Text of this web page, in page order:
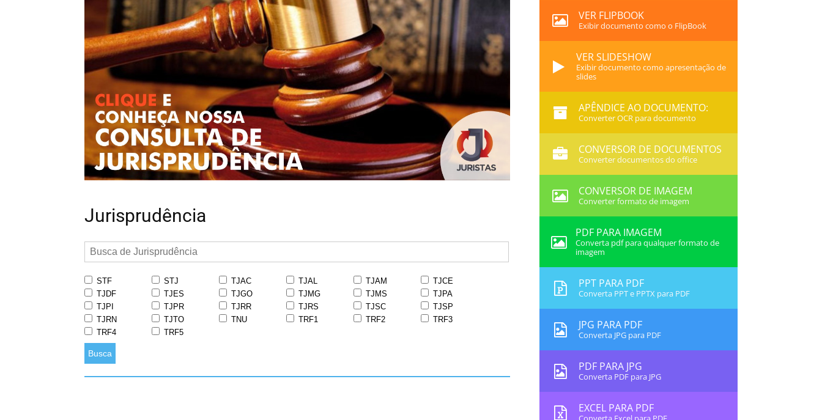
Jurisprudência
STF STJ TJAC TJAL TJAM
TJCE
TJDF
TJES TJGO TJMG TJMS
TJPA
TJPI
TJPR TJRR TJRS TJSC
TJSP
TJRN
TJTO TNU TRF1 TRF2
TRF3
TRF4
TRF5
Busca
VER FLIPBOOK
Exibir documento como o FlipBook
VER SLIDESHOW
Exibir documento como apresentação de
slides
APÊNDICE AO DOCUMENTO:
Converter OCR para documento
CONVERSOR DE DOCUMENTOS
Converter documentos do office
CONVERSOR DE IMAGEM
Converter formato de imagem
PDF PARA IMAGEM
Converta pdf para qualquer formato de
imagem
PPT PARA PDF
Converta PPT e PPTX para PDF
JPG PARA PDF
Converta JPG para PDF
PDF PARA JPG
Converta PDF para JPG
EXCEL PARA PDF